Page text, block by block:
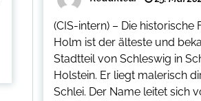
(CIS-intern) – Die historische
Holm ist der älteste und
Stadtteil von Schleswig in
Holstein. Er liegt malerisch
Schlei. Der Name leitet sich